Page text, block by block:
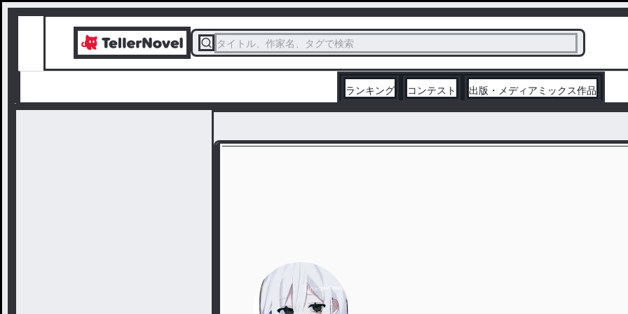
タイトル、作家名、タグで検索
ランキング コンテスト 出版・メディアミックス作品